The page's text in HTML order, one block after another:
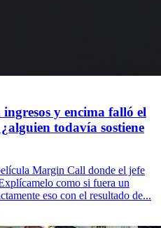
y encima falló el
todavía sostiene
Margin Call donde el jefe
como si fuera un
eso con el resultado de...